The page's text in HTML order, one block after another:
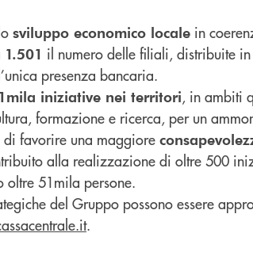
sviluppo economico locale in
1.501 il numero delle filiali, distribuite
presenza bancaria.
iniziative nei territori, in ambiti
formazione e ricerca, per un
di favorire una maggiore
alla realizzazione di oltre 500
51mila persone.
del Gruppo possono essere
.